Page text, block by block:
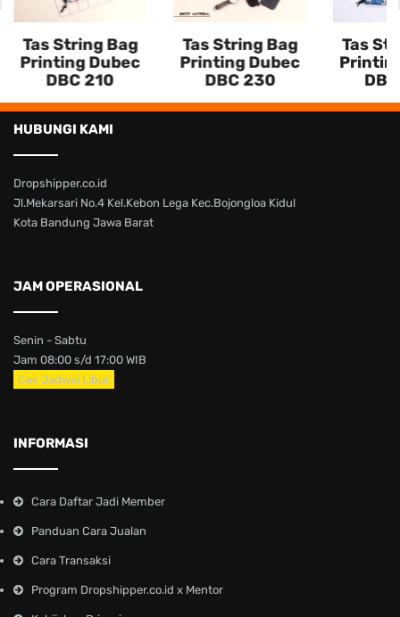
Tas String Bag
Printing Dubec
DBC 210
Tas String Bag
Printing Dubec
DBC 230
Tas
HUBUNGI KAMI
Dropshipper.co.id
Jl.Mekarsari No.4 Kel.Kebon Lega Kec.Bojongloa Kidul
Kota Bandung Jawa Barat
JAM OPERASIONAL
Senin - Sabtu
Jam 08:00 s/d 17:00 WIB
Cek Jadwal Libur
INFORMASI
Cara Daftar Jadi Member
Panduan Cara Jualan
Cara Transaksi
Program Dropshipper.co.id x Mentor